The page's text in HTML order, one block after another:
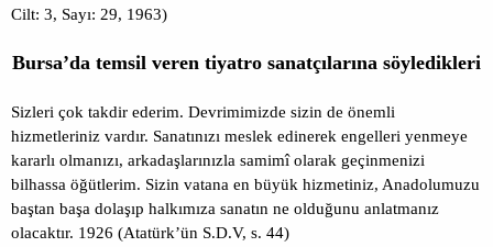
Cilt: 3, Sayı: 29, 1963)
Bursa’da temsil veren tiyatro sanatçılarına söyledikleri
Sizleri çok takdir ederim. Devrimimizde sizin de önemli
hizmetleriniz vardır. Sanatınızı meslek edinerek engelleri yenmeye
kararlı olmanızı, arkadaşlarınızla samimî olarak geçinmenizi
bilhassa öğütlerim. Sizin vatana en büyük hizmetiniz, Anadolumuzu
baştan başa dolaşıp halkımıza sanatın ne olduğunu anlatmanız
olacaktır. 1926 (Atatürk’ün S.D.V, s. 44)